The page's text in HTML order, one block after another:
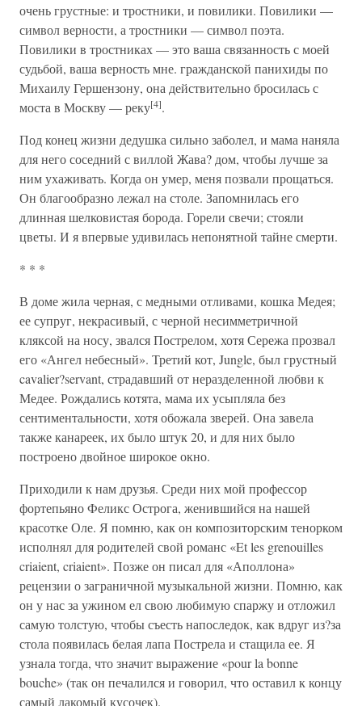
очень грустные: и тростники, и повилики. Повилики —
символ верности, а тростники — символ поэта.
Повилики в тростниках — это ваша связанность с моей
судьбой, ваша верность мне. гражданской панихиды по
Михаилу Гершензону, она действительно бросилась с
моста в Москву — реку[4].
Под конец жизни дедушка сильно заболел, и мама наняла
для него соседний с виллой Жава? дом, чтобы лучше за
ним ухаживать. Когда он умер, меня позвали прощаться.
Он благообразно лежал на столе. Запомнилась его
длинная шелковистая борода. Горели свечи; стояли
цветы. И я впервые удивилась непонятной тайне смерти.
* * *
В доме жила черная, с медными отливами, кошка Медея;
ее супруг, некрасивый, с черной несимметричной
кляксой на носу, звался Пострелом, хотя Сережа прозвал
его «Ангел небесный». Третий кот, Jungle, был грустный
cavalier?servant, страдавший от неразделенной любви к
Медее. Рождались котята, мама их усыпляла без
сентиментальности, хотя обожала зверей. Она завела
также канареек, их было штук 20, и для них было
построено двойное широкое окно.
Приходили к нам друзья. Среди них мой профессор
фортепьяно Феликс Острога, женившийся на нашей
красотке Оле. Я помню, как он композиторским тенорком
исполнял для родителей свой романс «Et les grenouilles
criaient, criaient». Позже он писал для «Аполлона»
рецензии о заграничной музыкальной жизни. Помню, как
он у нас за ужином ел свою любимую спаржу и отложил
самую толстую, чтобы съесть напоследок, как вдруг из?за
стола появилась белая лапа Пострела и стащила ее. Я
узнала тогда, что значит выражение «pour la bonne
bouche» (так он печалился и говорил, что оставил к концу
самый лакомый кусочек).